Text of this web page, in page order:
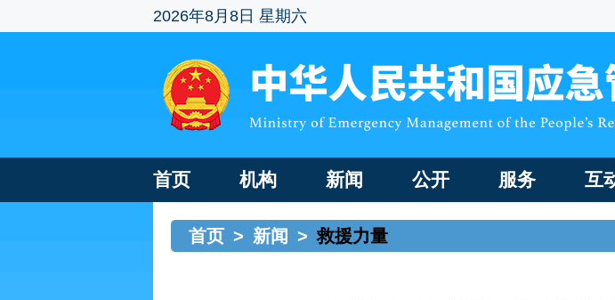
2026年8月8日 星期六
首页 机构 新闻 公开 服务 互
首页 > 新闻 > 救援力量